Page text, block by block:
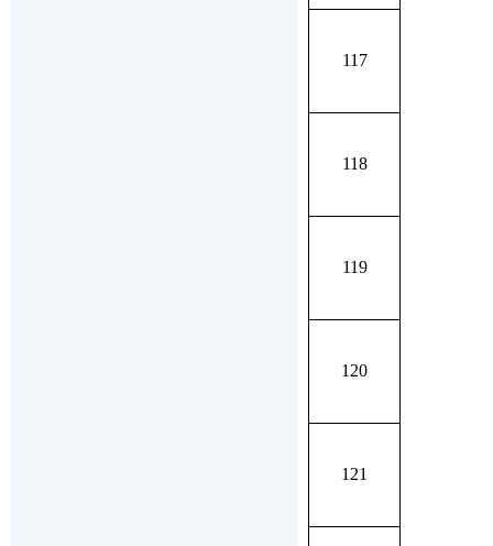
117
118
119
120
121